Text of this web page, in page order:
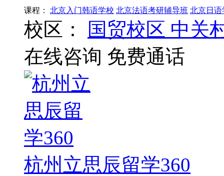
课程： 北京入门韩语学校 北京法语考研辅导班 北京日语
校区： 国贸校区 中关
在线咨询 免费通话
杭州立思辰留学360